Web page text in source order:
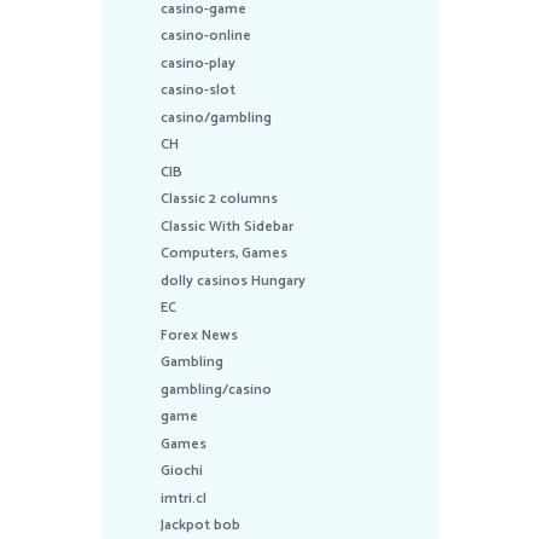
casino-game
casino-online
casino-play
casino-slot
casino/gambling
CH
CIB
Classic 2 columns
Classic With Sidebar
Computers, Games
dolly casinos Hungary
EC
Forex News
Gambling
gambling/casino
game
Games
Giochi
imtri.cl
Jackpot bob